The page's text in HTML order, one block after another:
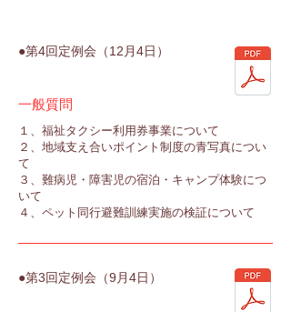
●第4回定例会（12月4日）
一般質問
１、福祉タクシー利用券事業について
２、地域支え合いポイント制度の青写真につい
て
３、難病児・障害児の宿泊・キャンプ体験につ
いて
４、ペット同行避難訓練実施の検証について
●第3回定例会（9月4日）